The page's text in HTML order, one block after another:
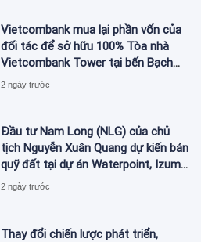
Vietcombank mua lại phần vốn của
đối tác để sở hữu 100% Tòa nhà
Vietcombank Tower tại bến Bạch
Đằng
2 ngày trước
Đầu tư Nam Long (NLG) của chủ
tịch Nguyễn Xuân Quang dự kiến bán
quỹ đất tại dự án Waterpoint, Izumi
City
2 ngày trước
Thay đổi chiến lược phát triển,